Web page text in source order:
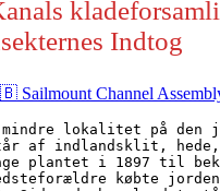
Indtog
Sailmount Channel
mindre lokalitet på den
af indlandsklit, hede,
plantet i 1897 til
købte